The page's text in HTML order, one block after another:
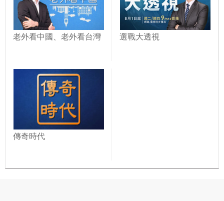
老外看中國、老外看台灣 選戰大透視
傳奇時代